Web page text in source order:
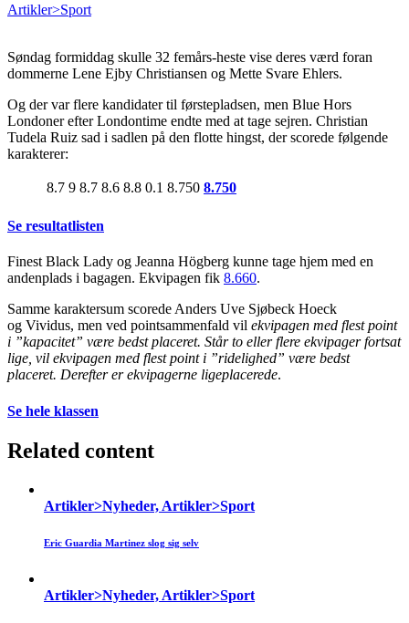
Artikler>Sport
Søndag formiddag skulle 32 femårs-heste vise deres værd foran
dommerne Lene Ejby Christiansen og Mette Svare Ehlers.
Og der var flere kandidater til førstepladsen, men Blue Hors
Londoner efter Londontime endte med at tage sejren. Christian
Tudela Ruiz sad i sadlen på den flotte hingst, der scorede følgende
karakterer:
8.7 9 8.7 8.6 8.8 0.1 8.750 8.750
Se resultatlisten
Finest Black Lady og Jeanna Högberg kunne tage hjem med en
andenplads i bagagen. Ekvipagen fik 8.660.
Samme karaktersum scorede Anders Uve Sjøbeck Hoeck
og Vividus, men ved pointsammenfald vil ekvipagen med flest point
i ”kapacitet” være bedst placeret. Står to eller flere ekvipager fortsat
lige, vil ekvipagen med flest point i ”ridelighed” være bedst
placeret. Derefter er ekvipagerne ligeplacerede.
Se hele klassen
Related content
Artikler>Nyheder, Artikler>Sport
Eric Guardia Martinez slog sig selv
Artikler>Nyheder, Artikler>Sport